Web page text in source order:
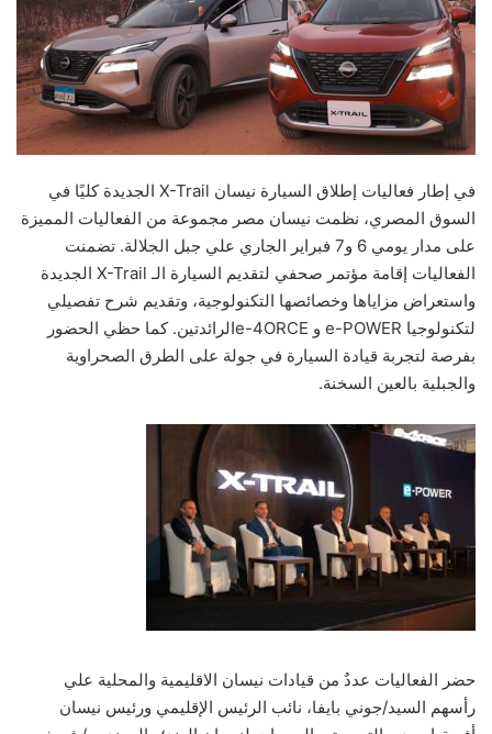
في إطار فعاليات إطلاق السيارة نيسان X-Trail الجديدة كليًا في
السوق المصري، نظمت نيسان مصر مجموعة من الفعاليات المميزة
على مدار يومي 6 و7 فبراير الجاري علي جبل الجلالة. تضمنت
الفعاليات إقامة مؤتمر صحفي لتقديم السيارة الـ X-Trail الجديدة
واستعراض مزاياها وخصائصها التكنولوجية، وتقديم شرح تفصيلي
لتكنولوجيا e-POWER و e-4ORCEالرائدتين. كما حظي الحضور
بفرصة لتجربة قيادة السيارة في جولة على الطرق الصحراوية
والجبلية بالعين السخنة.
حضر الفعاليات عددٌ من قيادات نيسان الاقليمية والمحلية علي
رأسهم السيد/جوني بايفا، نائب الرئيس الإقليمي ورئيس نيسان